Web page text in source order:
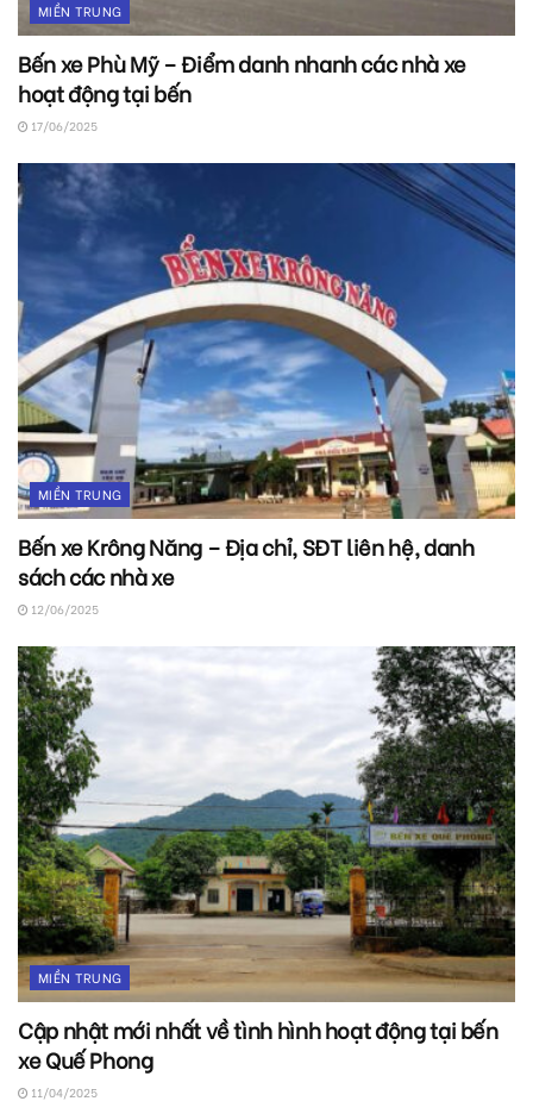
MIỀN TRUNG
Bến xe Phù Mỹ – Điểm danh nhanh các nhà xe
hoạt động tại bến
17/06/2025
MIỀN TRUNG
Bến xe Krông Năng – Địa chỉ, SĐT liên hệ, danh
sách các nhà xe
12/06/2025
MIỀN TRUNG
Cập nhật mới nhất về tình hình hoạt động tại bến
xe Quế Phong
11/04/2025